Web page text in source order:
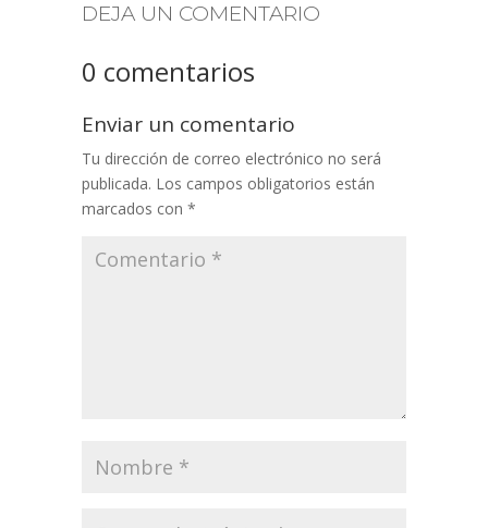
DEJA UN COMENTARIO
0 comentarios
Enviar un comentario
Tu dirección de correo electrónico no será
publicada. Los campos obligatorios están
marcados con *